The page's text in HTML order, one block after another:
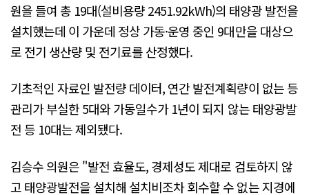
원을 들여 총 19대(설비용량 2451.92kWh)의 태양광 발전을
설치했는데 이 가운데 정상 가동·운영 중인 9대만을 대상으
로 전기 생산량 및 전기료를 산정했다.
기초적인 자료인 발전량 데이터, 연간 발전계획량이 없는 등
관리가 부실한 5대와 가동일수가 1년이 되지 않는 태양광발
전 등 10대는 제외됐다.
김승수 의원은 "발전 효율도, 경제성도 제대로 검토하지 않
고 태양광발전을 설치해 설치비조차 회수할 수 없는 지경에